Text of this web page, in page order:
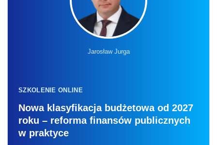
Jarosław Jurga
SZKOLENIE ONLINE
Nowa klasyfikacja budżetowa od 2027
roku – reforma finansów publicznych
w praktyce